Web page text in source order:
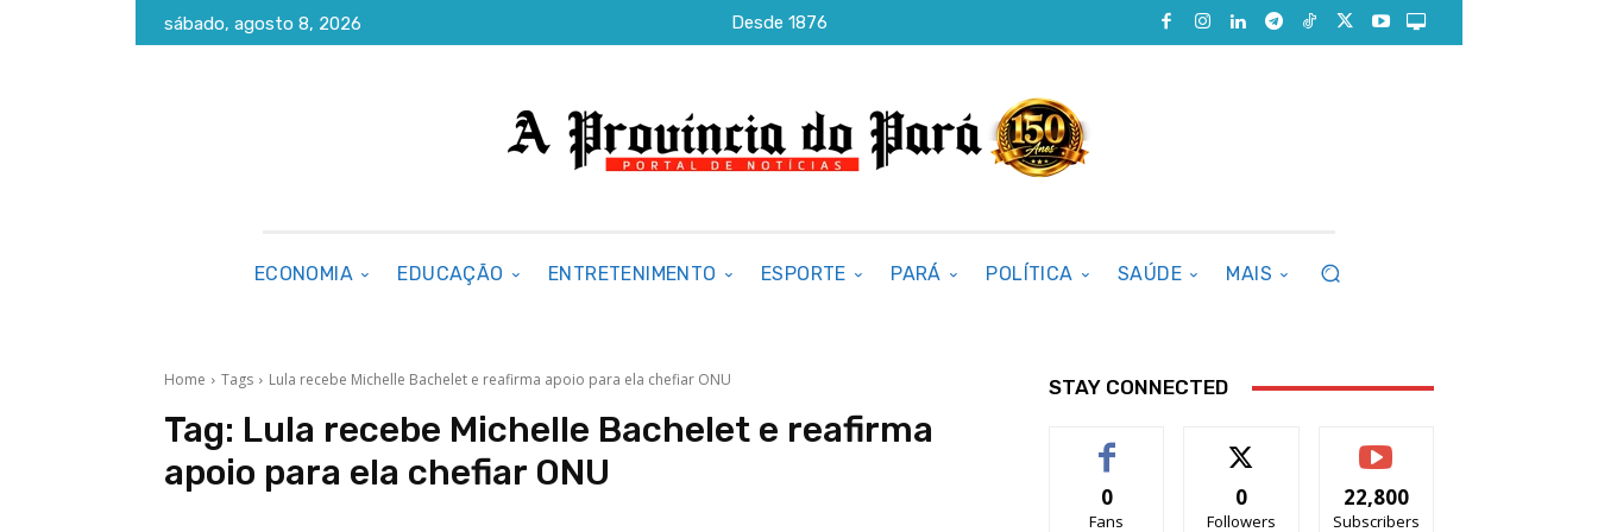
sábado, agosto 8, 2026 Desde 1876
ECONOMIA EDUCAÇÃO ENTRETENIMENTO ESPORTE PARÁ POLÍTICA SAÚDE MAIS
Home Tags Lula recebe Michelle Bachelet e reafirma apoio para ela chefiar ONU
Tag: Lula recebe Michelle Bachelet e reafirma
apoio para ela chefiar ONU
STAY CONNECTED
0
Fans
0
Followers
22,800
Subscribers